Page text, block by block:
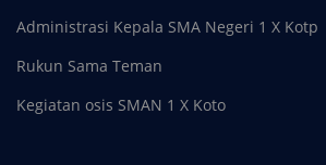
Administrasi Kepala SMA Negeri 1 X Kotp
Rukun Sama Teman
Kegiatan osis SMAN 1 X Koto